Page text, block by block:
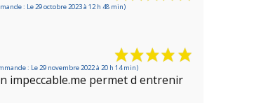
: Le 29 octobre 2023 à 12 h 48 min)
: Le 29 novembre 2022 à 20 h 14 min)
impeccable.me permet d entrenir